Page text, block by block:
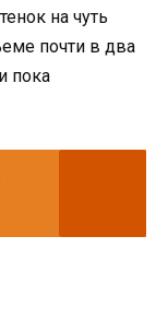
на чуть
почти в два
пока